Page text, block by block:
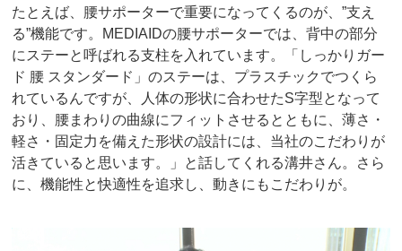
たとえば、腰サポーターで重要になってくるのが、”支え
る”機能です。MEDIAIDの腰サポーターでは、背中の部分
にステーと呼ばれる支柱を入れています。「しっかりガー
ド 腰 スタンダード」のステーは、プラスチックでつくら
れているんですが、人体の形状に合わせたS字型となって
おり、腰まわりの曲線にフィットさせるとともに、薄さ・
軽さ・固定力を備えた形状の設計には、当社のこだわりが
活きていると思います。」と話してくれる溝井さん。さら
に、機能性と快適性を追求し、動きにもこだわりが。